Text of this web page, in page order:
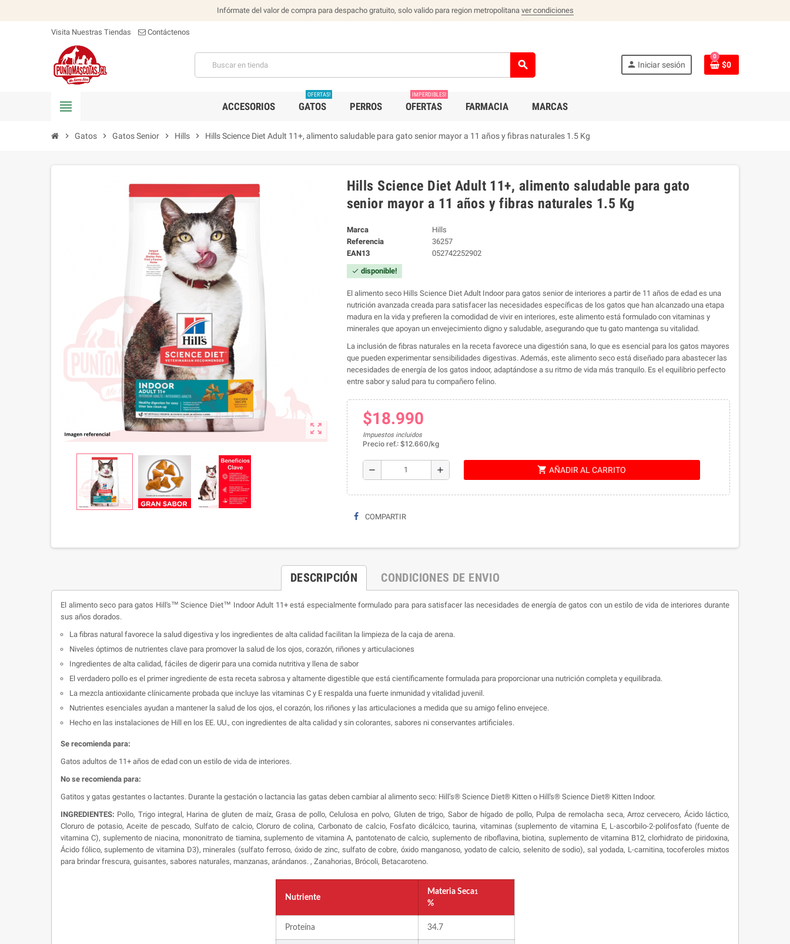
Infórmate del valor de compra para despacho gratuito, solo valido para region metropolitana ver condiciones
Visita Nuestras Tiendas Contáctenos
search person Iniciar sesión
0
$0
view_headline ACCESORIOS GATOS
OFERTAS!
PERROS OFERTAS
IMPERDIBLES!
FARMACIA MARCAS
chevron_right Gatos chevron_right Gatos Senior chevron_right Hills chevron_right Hills Science Diet Adult 11+, alimento saludable para gato senior mayor a 11 años y fibras naturales 1.5 Kg
zoom_out_map
Hills Science Diet Adult 11+, alimento saludable para gato
senior mayor a 11 años y fibras naturales 1.5 Kg
Marca
Hills
Referencia
36257
EAN13
052742252902
check disponible!
El alimento seco Hills Science Diet Adult Indoor para gatos senior de interiores a partir de 11 años de edad es una
nutrición avanzada creada para satisfacer las necesidades específicas de los gatos que han alcanzado una etapa
madura en la vida y prefieren la comodidad de vivir en interiores, este alimento está formulado con vitaminas y
minerales que apoyan un envejecimiento digno y saludable, asegurando que tu gato mantenga su vitalidad.
La inclusión de fibras naturales en la receta favorece una digestión sana, lo que es esencial para los gatos mayores
que pueden experimentar sensibilidades digestivas. Además, este alimento seco está diseñado para abastecer las
necesidades de energía de los gatos indoor, adaptándose a su ritmo de vida más tranquilo. Es el equilibrio perfecto
entre sabor y salud para tu compañero felino.
$18.990
Impuestos incluidos
Precio ref.: $12.660/kg
remove add shopping_cart AÑADIR AL CARRITO
COMPARTIR
DESCRIPCIÓN CONDICIONES DE ENVIO
El alimento seco para gatos Hill's™ Science Diet™ Indoor Adult 11+ está especialmente formulado para para satisfacer las necesidades de energía de gatos con un estilo de vida de interiores durante
sus años dorados.
La fibras natural favorece la salud digestiva y los ingredientes de alta calidad facilitan la limpieza de la caja de arena.
Niveles óptimos de nutrientes clave para promover la salud de los ojos, corazón, riñones y articulaciones
Ingredientes de alta calidad, fáciles de digerir para una comida nutritiva y llena de sabor
El verdadero pollo es el primer ingrediente de esta receta sabrosa y altamente digestible que está científicamente formulada para proporcionar una nutrición completa y equilibrada.
La mezcla antioxidante clínicamente probada que incluye las vitaminas C y E respalda una fuerte inmunidad y vitalidad juvenil.
Nutrientes esenciales ayudan a mantener la salud de los ojos, el corazón, los riñones y las articulaciones a medida que su amigo felino envejece.
Hecho en las instalaciones de Hill en los EE. UU., con ingredientes de alta calidad y sin colorantes, sabores ni conservantes artificiales.
Se recomienda para:
Gatos adultos de 11+ años de edad con un estilo de vida de interiores.
No se recomienda para:
Gatitos y gatas gestantes o lactantes. Durante la gestación o lactancia las gatas deben cambiar al alimento seco: Hill’s® Science Diet® Kitten o Hill's® Science Diet® Kitten Indoor.
INGREDIENTES: Pollo, Trigo integral, Harina de gluten de maíz, Grasa de pollo, Celulosa en polvo, Gluten de trigo, Sabor de hígado de pollo, Pulpa de remolacha seca, Arroz cervecero, Ácido láctico,
Cloruro de potasio, Aceite de pescado, Sulfato de calcio, Cloruro de colina, Carbonato de calcio, Fosfato dicálcico, taurina, vitaminas (suplemento de vitamina E, L-ascorbilo-2-polifosfato (fuente de
vitamina C), suplemento de niacina, mononitrato de tiamina, suplemento de vitamina A, pantotenato de calcio, suplemento de riboflavina, biotina, suplemento de vitamina B12, clorhidrato de piridoxina,
Ácido fólico, suplemento de vitamina D3), minerales (sulfato ferroso, óxido de zinc, sulfato de cobre, óxido manganoso, yodato de calcio, selenito de sodio), sal yodada, L-carnitina, tocoferoles mixtos
para brindar frescura, guisantes, sabores naturales, manzanas, arándanos. , Zanahorias, Brócoli, Betacaroteno.
Nutriente
Materia Seca1
%
Proteína 34.7